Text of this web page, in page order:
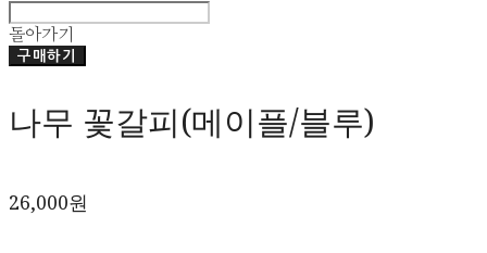
돌아가기
구매하기
나무 꽃갈피(메이플/블루)
26,000원